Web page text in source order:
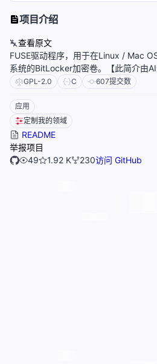
项目介绍
查看原文
FUSE驱动程序，用于在Linux / Mac
系统的BitLocker加密卷。【此简介由AI
GPL-2.0 C 607提交数
应用
定制我的领域
README
举报项目
49
1.92 K 230访问 GitHub